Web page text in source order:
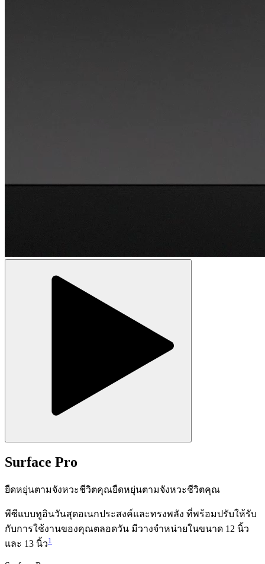
Surface Pro
ยืดหยุ่นตามจังหวะชีวิตคุณยืดหยุ่นตามจังหวะชีวิตคุณ
พีซีแบบทูอินวันสุดอเนกประสงค์และทรงพลัง ที่พร้อมปรับให้รับ
กับการใช้งานของคุณตลอดวัน มีวางจำหน่ายในขนาด 12 นิ้ว
และ 13 นิ้ว1